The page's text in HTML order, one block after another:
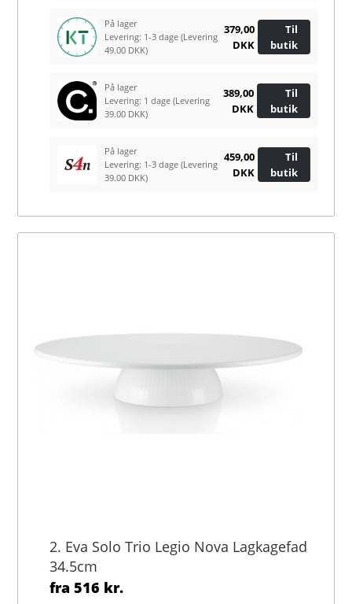
På lager
Levering: 1-3 dage(Levering
49.00 DKK)
379,00
DKK
Til
butik
På lager
Levering: 1 dage(Levering
39.00 DKK)
389,00
DKK
Til
butik
På lager
Levering: 1-3 dage(Levering
39.00 DKK)
459,00
DKK
Til
butik
2. Eva Solo Trio Legio Nova Lagkagefad
34.5cm
fra516 kr.